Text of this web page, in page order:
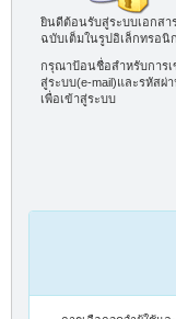
ยินดีต้อนรับสู่ระบบเอกสา
ฉบับเต็มในรูปอิเล็กทรอนิ
กรุณาป้อนชื่อสำหรับการเ
สู่ระบบ(e-mail)และรหัสผ่
เพื่อเข้าสู่ระบบ